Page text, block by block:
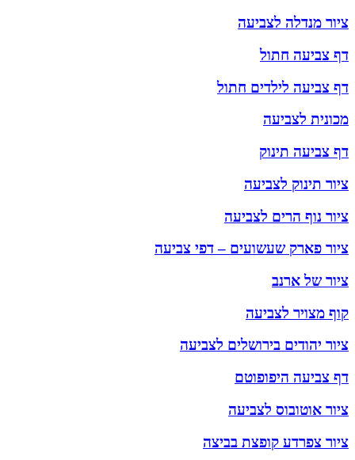
ציור מנדלה לצביעה
דף צביעה חתול
דף צביעה לילדים חתול
מכונית לצביעה
דף צביעה תינוק
ציור תינוק לצביעה
ציור נוף הרים לצביעה
ציור פארק שעשועים – דפי צביעה
ציור של ארנב
קוף מצויר לצביעה
ציור יהודים בירושלים לצביעה
דף צביעה היפופוטם
ציור אוטובוס לצביעה
ציור צפרדע קופצת בביצה